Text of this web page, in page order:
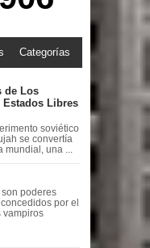
Categorías
de Los
Libres
soviético
se convertía
una ...
son poderes
por el
vampiros